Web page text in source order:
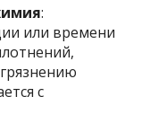
:
или времени
с